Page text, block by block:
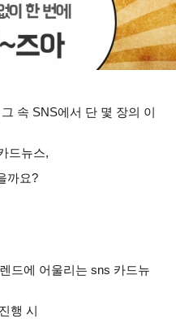
그 속 SNS에서 단 몇 장의 이
드뉴스,
까요?
드에 어울리는 sns 카드뉴
행 시